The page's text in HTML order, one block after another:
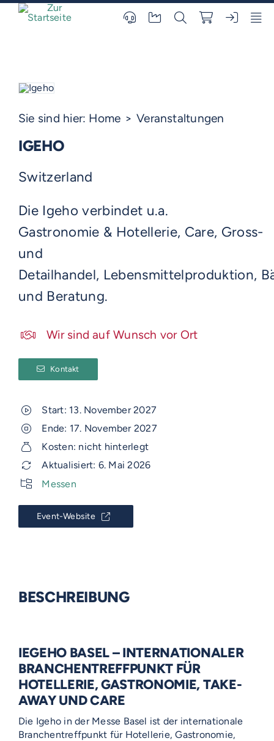
Sie sind hier: Home Veranstaltungen
IGEHO
Switzerland
Die Igeho verbindet u.a.
Gastronomie & Hotellerie, Care, Gross-
und
Detailhandel, Lebensmittelproduktion,
und Beratung.
Wir sind auf Wunsch vor Ort
Kontakt
Start: 13. November 2027
Ende: 17. November 2027
Kosten: nicht hinterlegt
Aktualisiert: 6. Mai 2026
Messen
Event-Website
BESCHREIBUNG
IEGEHO BASEL –INTERNATIONALER
BRANCHENTREFFPUNKT FÜR
HOTELLERIE, GASTRONOMIE, TAKE-
AWAY UND CARE
Die Igeho in der Messe Basel ist der internationale
Branchentreffpunkt für Hotellerie, Gastronomie,